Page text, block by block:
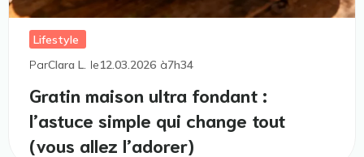
Lifestyle
ParClara L. le12.03.2026 à7h34
Gratin maison ultra fondant :
l’astuce simple qui change tout
(vous allez l’adorer)